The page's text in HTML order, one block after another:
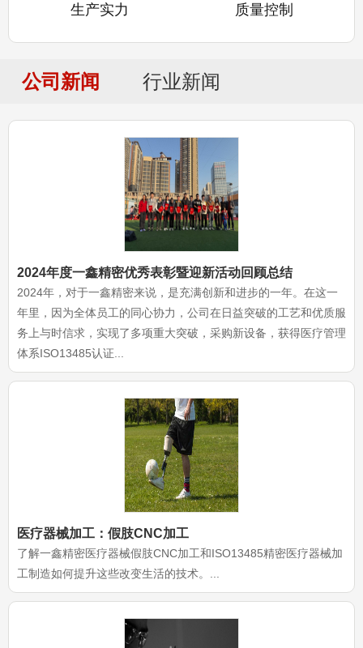
生产实力 质量控制
公司新闻 行业新闻
2024年度一鑫精密优秀表彰暨迎新活动回顾总结
2024年，对于一鑫精密来说，是充满创新和进步的一年。在这一
年里，因为全体员工的同心协力，公司在日益突破的工艺和优质服
务上与时信求，实现了多项重大突破，采购新设备，获得医疗管理
体系ISO13485认证...
医疗器械加工：假肢CNC加工
了解一鑫精密医疗器械假肢CNC加工和ISO13485精密医疗器械加
工制造如何提升这些改变生活的技术。...